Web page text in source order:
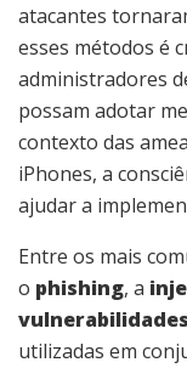
atacantes
esses métodos é
administradores
possam adotar
contexto das
iPhones, a
ajudar a
Entre os mais
o phishing, a
vulnerabilidades
utilizadas em